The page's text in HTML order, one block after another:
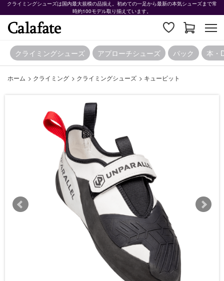
クライミングシューズは国内最大規模の品揃え。初めての一足から最新の本気シューズまで常
時約100モデル取り揃えています。
クライミングシューズ アプローチシューズ パック 本・
ホーム > クライミング > クライミングシューズ > キュービット